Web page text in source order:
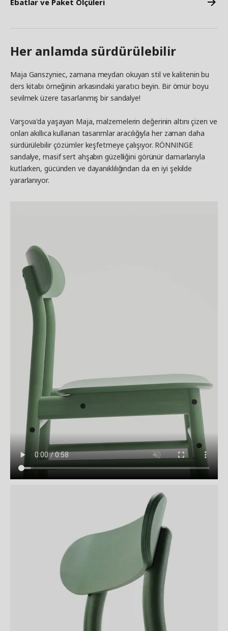
Ebatlar ve Paket Ölçüleri
Her anlamda sürdürülebilir
Maja Ganszyniec, zamana meydan okuyan stil ve kalitenin bu
ders kitabı örneğinin arkasındaki yaratıcı beyin. Bir ömür boyu
sevilmek üzere tasarlanmış bir sandalye!
Varşova'da yaşayan Maja, malzemelerin değerinin altını çizen ve
onları akıllıca kullanan tasarımlar aracılığıyla her zaman daha
sürdürülebilir çözümler keşfetmeye çalışıyor. RÖNNINGE
sandalye, masif sert ahşabın güzelliğini görünür damarlarıyla
kutlarken, gücünden ve dayanıklılığından da en iyi şekilde
yararlanıyor.